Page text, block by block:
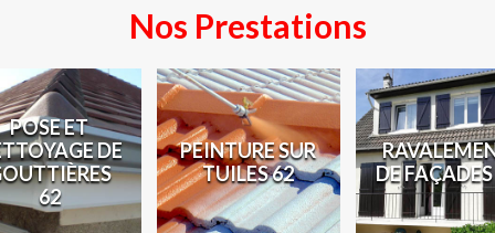
Nos Prestations
POSE ET
DE
62
PEINTURE SUR
TUILES 62
DE